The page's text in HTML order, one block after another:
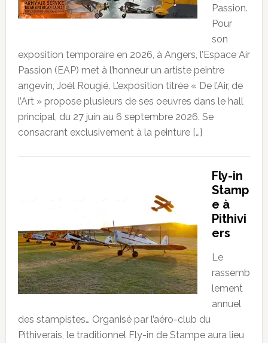
Passion.
Pour
son
exposition temporaire en 2026, à Angers, l’Espace Air
Passion (EAP) met à l’honneur un artiste peintre
angevin, Joël Rougié. L’exposition titrée « De l’Air, de
l’Art » propose plusieurs de ses oeuvres dans le hall
principal, du 27 juin au 6 septembre 2026. Se
consacrant exclusivement à la peinture […]
Fly-in
Stamp
e à
Pithivi
ers
Le
rassemb
lement
annuel
des stampistes… Organisé par l’aéro-club du
Pithiverais, le traditionnel Fly-in de Stampe aura lieu